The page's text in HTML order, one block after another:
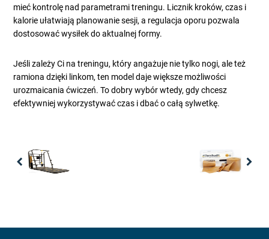
mieć kontrolę nad parametrami treningu. Licznik kroków, czas i
kalorie ułatwiają planowanie sesji, a regulacja oporu pozwala
dostosować wysiłek do aktualnej formy.
Jeśli zależy Ci na treningu, który angażuje nie tylko nogi, ale też
ramiona dzięki linkom, ten model daje większe możliwości
urozmaicania ćwiczeń. To dobry wybór wtedy, gdy chcesz
efektywniej wykorzystywać czas i dbać o całą sylwetkę.